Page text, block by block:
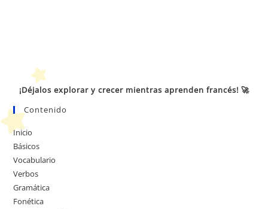
¡Déjalos explorar y crecer mientras aprenden francés! 🚀
Contenido
Inicio
Básicos
Vocabulario
Verbos
Gramática
Fonética